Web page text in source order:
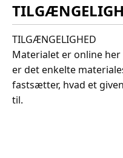
TILGÆNGELIGHED
Materialet er online
er det enkelte
fastsætter, hvad et
til.